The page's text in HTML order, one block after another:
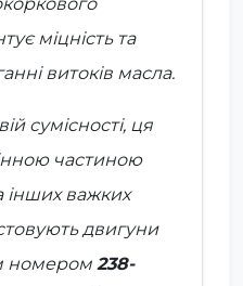
міцність та
витоків масла.
сумісності, ця
частиною
інших важких
двигуни
номером 238-